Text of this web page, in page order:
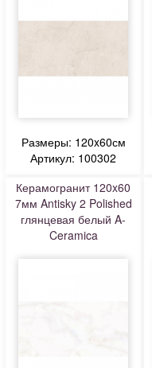
Размеры: 120x60см
Артикул: 100302
Керамогранит 120x60
7мм Antisky 2 Polished
глянцевая белый A-
Ceramica